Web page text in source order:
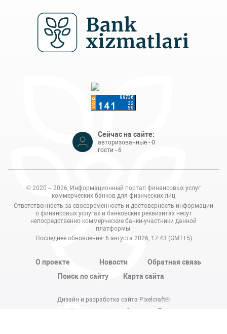
Сейчас на сайте:
авторизованные - 0
гости - 6
© 2020 – 2026, Информационный портал финансовых услуг
коммерческих банков для физических лиц
Ответственность за своевременность и достоверность информации
о финансовых услугах и банковских реквизитах несут
непосредственно коммерческие банки-участники данной
платформы.
Последнее обновление: 6 августа 2026, 17:43 (GMT+5)
О проекте Новости
Обратная связь
Поиск по сайту
Карта сайта
Дизайн и разработка сайта Pixelcraft®